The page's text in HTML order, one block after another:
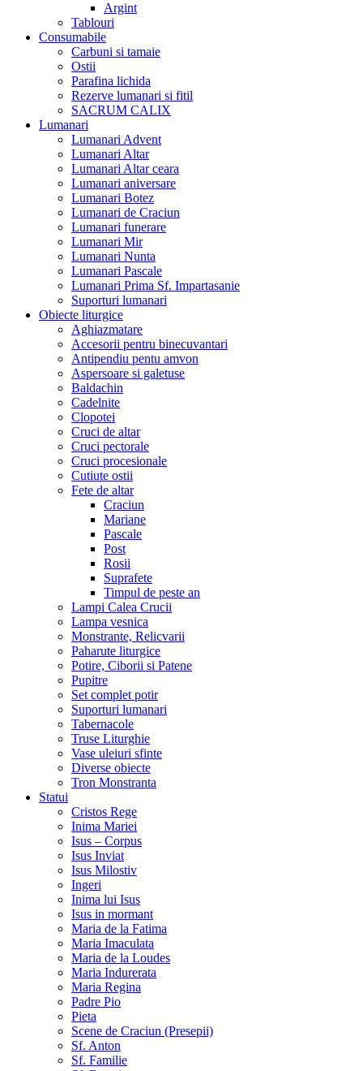
Argint
Tablouri
Consumabile
Carbuni si tamaie
Ostii
Parafina lichida
Rezerve lumanari si fitil
SACRUM CALIX
Lumanari
Lumanari Advent
Lumanari Altar
Lumanari Altar ceara
Lumanari aniversare
Lumanari Botez
Lumanari de Craciun
Lumanari funerare
Lumanari Mir
Lumanari Nunta
Lumanari Pascale
Lumanari Prima Sf. Impartasanie
Suporturi lumanari
Obiecte liturgice
Aghiazmatare
Accesorii pentru binecuvantari
Antipendiu pentu amvon
Aspersoare si galetuse
Baldachin
Cadelnite
Clopotei
Cruci de altar
Cruci pectorale
Cruci procesionale
Cutiute ostii
Fete de altar
Craciun
Mariane
Pascale
Post
Rosii
Suprafete
Timpul de peste an
Lampi Calea Crucii
Lampa vesnica
Monstrante, Relicvarii
Paharute liturgice
Potire, Ciborii si Patene
Pupitre
Set complet potir
Suporturi lumanari
Tabernacole
Truse Liturghie
Vase uleiuri sfinte
Diverse obiecte
Tron Monstranta
Statui
Cristos Rege
Inima Mariei
Isus – Corpus
Isus Inviat
Isus Milostiv
Ingeri
Inima lui Isus
Isus in mormant
Maria de la Fatima
Maria Imaculata
Maria de la Loudes
Maria Indurerata
Maria Regina
Padre Pio
Pieta
Scene de Craciun (Presepii)
Sf. Anton
Sf. Familie